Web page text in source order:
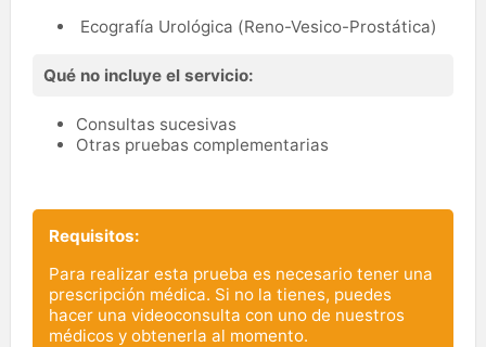
Ecografía Urológica (Reno-Vesico-Prostática)
Qué no incluye el servicio:
Consultas sucesivas
Otras pruebas complementarias
Requisitos:
Para realizar esta prueba es necesario tener una
prescripción médica. Si no la tienes, puedes
hacer una videoconsulta con uno de nuestros
médicos y obtenerla al momento.